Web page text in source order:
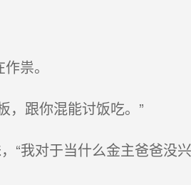
祟。
，跟你混能讨饭吃。”
“我对于当什么金主爸爸没